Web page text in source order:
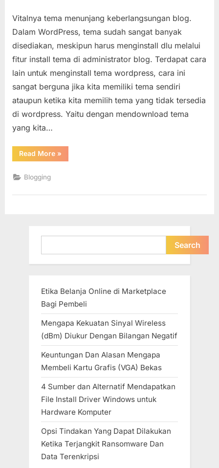
Tema
Atau
Blog
WordPress
Secara
Manual
Vitalnya tema menunjang keberlangsungan blog.
Dalam WordPress, tema sudah sangat banyak
disediakan, meskipun harus menginstall dlu melalui
fitur install tema di administrator blog. Terdapat cara
lain untuk menginstall tema wordpress, cara ini
sangat berguna jika kita memiliki tema sendiri
ataupun ketika kita memilih tema yang tidak tersedia
di wordpress. Yaitu dengan mendownload tema
yang kita…
Read More“Menambah
Tema
Secara
»
Blogging
Search
Etika Belanja Online di Marketplace
Bagi Pembeli
Mengapa Kekuatan Sinyal Wireless
(dBm) Diukur Dengan Bilangan Negatif
Keuntungan Dan Alasan Mengapa
Membeli Kartu Grafis (VGA) Bekas
4 Sumber dan Alternatif Mendapatkan
File Install Driver Windows untuk
Hardware Komputer
Opsi Tindakan Yang Dapat Dilakukan
Ketika Terjangkit Ransomware Dan
Data Terenkripsi